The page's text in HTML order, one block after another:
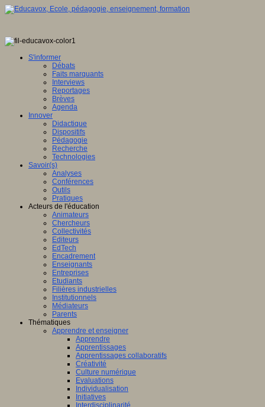
S'informer
Débats
Faits marquants
Interviews
Reportages
Brèves
Agenda
Innover
Didactique
Dispositifs
Pédagogie
Recherche
Technologies
Savoir(s)
Analyses
Conférences
Outils
Pratiques
Acteurs de l'éducation
Animateurs
Chercheurs
Collectivités
Editeurs
EdTech
Encadrement
Enseignants
Entreprises
Etudiants
Filières industrielles
Institutionnels
Médiateurs
Parents
Thématiques
Apprendre et enseigner
Apprendre
Apprentissages
Apprentissages collaboratifs
Créativité
Culture numérique
Evaluations
Individualisation
Initiatives
Interdisciplinarité